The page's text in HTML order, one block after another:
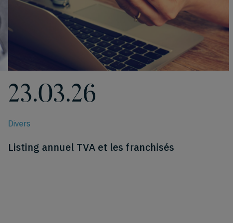
23.03.26
Divers
Listing annuel TVA et les franchisés